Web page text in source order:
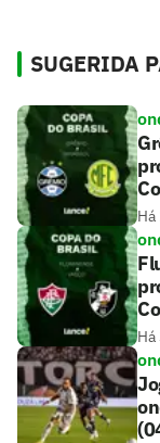
SUGERIDA
Há
Há